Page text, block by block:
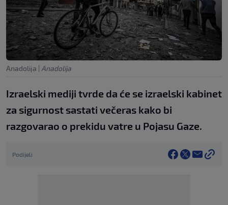
Anadolija | Anadolija
Izraelski mediji tvrde da će se izraelski kabinet
za sigurnost sastati večeras kako bi
razgovarao o prekidu vatre u Pojasu Gaze.
Podijeli